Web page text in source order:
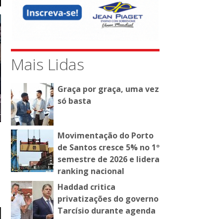
Mais Lidas
Graça por graça, uma vez
só basta
Movimentação do Porto
de Santos cresce 5% no 1º
semestre de 2026 e lidera
ranking nacional
Haddad critica
privatizações do governo
Tarcísio durante agenda